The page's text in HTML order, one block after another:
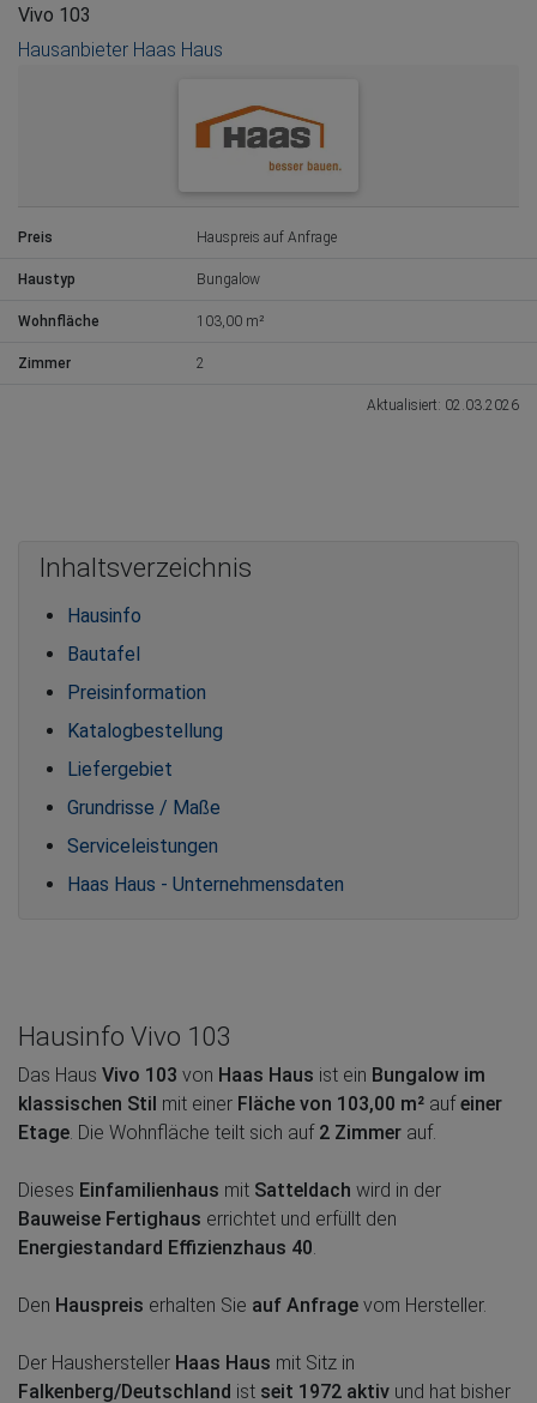
Vivo 103
Hausanbieter Haas Haus
Preis Hauspreis auf Anfrage
Haustyp Bungalow
Wohnfläche 103,00 m²
Zimmer 2
Aktualisiert: 02.03.2026
Inhaltsverzeichnis
Hausinfo
Bautafel
Preisinformation
Katalogbestellung
Liefergebiet
Grundrisse / Maße
Serviceleistungen
Haas Haus - Unternehmensdaten
Hausinfo Vivo 103
Das Haus Vivo 103 von Haas Haus ist ein Bungalow im
klassischen Stil mit einer Fläche von 103,00 m² aufeiner
Etage . Die Wohnfläche teilt sich auf 2 Zimmer auf.
Dieses Einfamilienhaus mit Satteldach wird in der
Bauweise Fertighaus errichtet und erfüllt den
Energiestandard Effizienzhaus 40
Den Hauspreis erhalten Sie auf Anfrage vom Hersteller.
Der Haushersteller Haas Haus mit Sitz in
Falkenberg/Deutschland ist seit 1972 aktiv und hat bisher